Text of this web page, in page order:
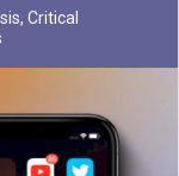
Critical